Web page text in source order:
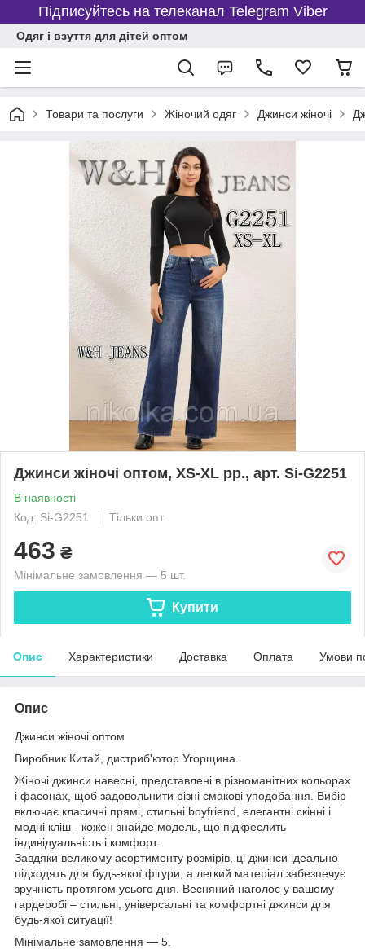
Підписуйтесь на телеканал Telegram Viber
Одяг і взуття для дітей оптом
Товари та послуги Жіночий одяг Джинси жіночі
Джинси жіночі оптом, XS-XL рр., арт. Si-G2251
В наявності
Код: Si-G2251
Тільки опт
463 ₴
Мінімальне замовлення — 5 шт.
Купити
Опис Характеристики Доставка Оплата Умови
Опис
Джинси жіночі оптом
Виробник Китай, дистриб'ютор Угорщина.
Жіночі джинси навесні, представлені в різноманітних кольорах
і фасонах, щоб задовольнити різні смакові уподобання. Вибір
включає класичні прямі, стильні boyfriend, елегантні скінні і
модні кліш - кожен знайде модель, що підкреслить
індивідуальність і комфорт.
Завдяки великому асортименту розмірів, ці джинси ідеально
підходять для будь-якої фігури, а легкий матеріал забезпечує
зручність протягом усього дня. Весняний наголос у вашому
гардеробі – стильні, універсальні та комфортні джинси для
будь-якої ситуації!
Мінімальне замовлення — 5.